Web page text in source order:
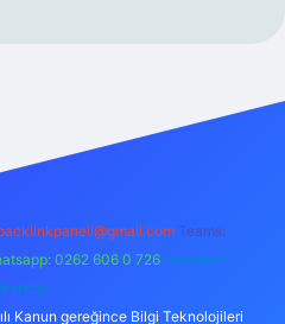
Teams:
0262 606 0 726 Telegram:
Kanun gereğince Bilgi Teknolojileri